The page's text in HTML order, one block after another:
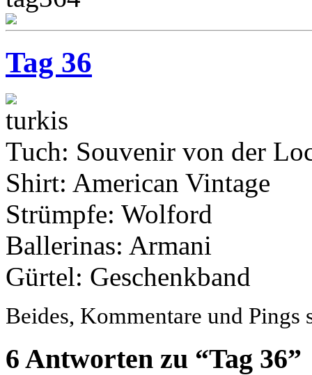
Tag 36
Tuch: Souvenir von der
Shirt: American Vintage
Strümpfe: Wolford
Ballerinas: Armani
Gürtel: Geschenkband
Beides, Kommentare und Pings
6 Antworten zu “Tag 36”